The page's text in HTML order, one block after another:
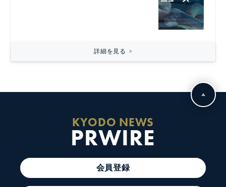
詳細を見る
KYODO NEWS
PRWIRE
会員登録